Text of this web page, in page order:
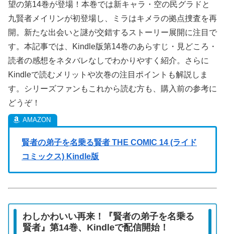
望の第14巻が登場！本巻では新キャラ・空の民グラドと
九賢者メイリンが初登場し、ミラはキメラの拠点捜査を再
開。新たな出会いと謎が交錯するストーリー展開に注目で
す。本記事では、Kindle版第14巻のあらすじ・見どころ・
読者の感想をネタバレなしでわかりやすく紹介。さらに
Kindleで読むメリットや次巻の注目ポイントも解説しま
す。シリーズファンもこれから読む方も、購入前の参考に
どうぞ！
賢者の弟子を名乗る賢者 THE COMIC 14 (ライド
コミックス) Kindle版
わしかわいい再来！『賢者の弟子を名乗る
賢者』第14巻、Kindleで配信開始！